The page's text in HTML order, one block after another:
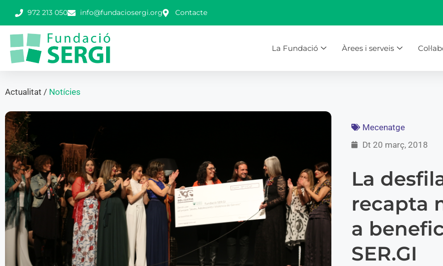
972 213 050 info@fundaciosergi.org Contacte
La Fundació Àrees i serveis
Actualitat / Notícies
Mecenatge
Dt 20 març, 2018
La
recapta
a
SER.GI